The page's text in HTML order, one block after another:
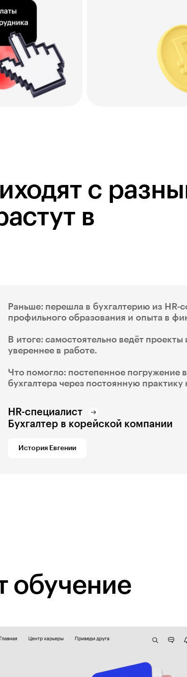
с
в
Раньше: перешла в бухгалтерию из HR-
профильного образования и опыта в
В итоге: самостоятельно ведёт проекты
увереннее в работе.
Что помогло: постепенное погружение
бухгалтера через постоянную практику
HR-специалист
Бухгалтер в корейской компании
История Евгении
обучение